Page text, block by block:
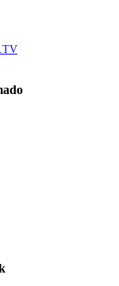
defendem mais
a controlar a
carreira de médicos
de
na